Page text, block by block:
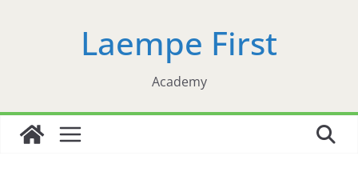
Laempe First
Academy